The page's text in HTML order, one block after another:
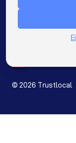
Niederlande
© 2026 Trustlocal